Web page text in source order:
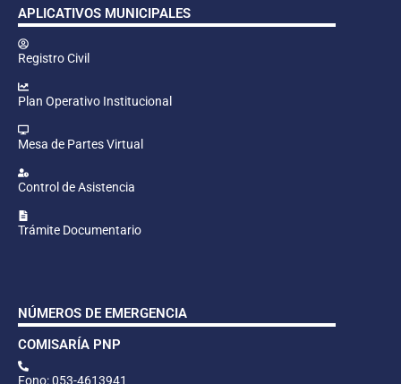
APLICATIVOS MUNICIPALES
Registro Civil
Plan Operativo Institucional
Mesa de Partes Virtual
Control de Asistencia
Trámite Documentario
NÚMEROS DE EMERGENCIA
COMISARÍA PNP
Fono: 053-4613941